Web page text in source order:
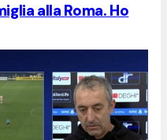
alla Roma. Ho